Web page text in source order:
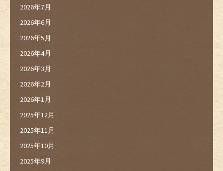
2026年7月
2026年6月
2026年5月
2026年4月
2026年3月
2026年2月
2026年1月
2025年12月
2025年11月
2025年10月
2025年9月